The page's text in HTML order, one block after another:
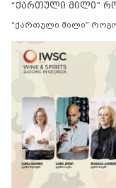
“ქართული მილი”
“ქართული მილი”